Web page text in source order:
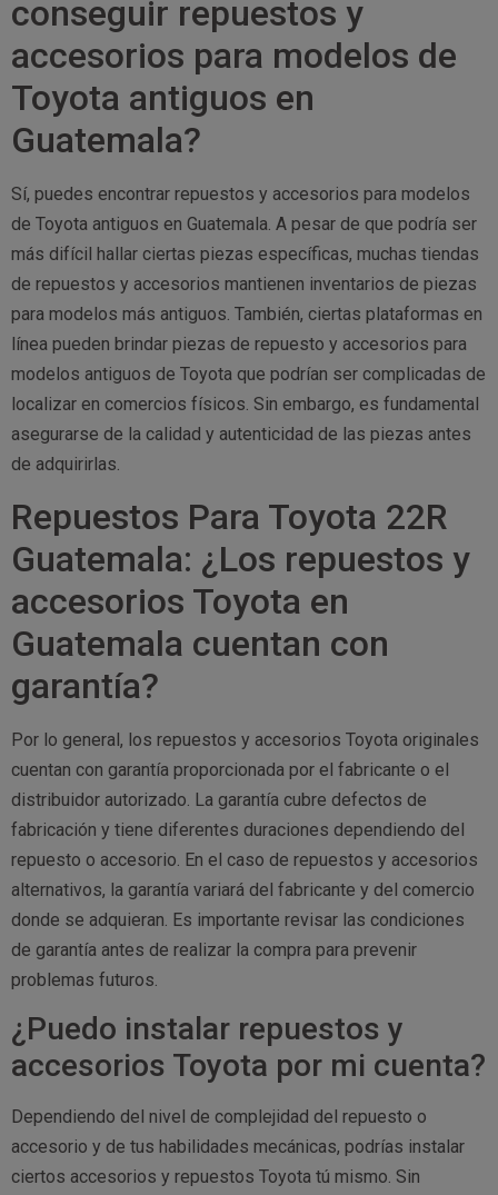
conseguir repuestos y
accesorios para modelos de
Toyota antiguos en
Guatemala?
Sí, puedes encontrar repuestos y accesorios para modelos
de Toyota antiguos en Guatemala. A pesar de que podría ser
más difícil hallar ciertas piezas específicas, muchas tiendas
de repuestos y accesorios mantienen inventarios de piezas
para modelos más antiguos. También, ciertas plataformas en
línea pueden brindar piezas de repuesto y accesorios para
modelos antiguos de Toyota que podrían ser complicadas de
localizar en comercios físicos. Sin embargo, es fundamental
asegurarse de la calidad y autenticidad de las piezas antes
de adquirirlas.
Repuestos Para Toyota 22R
Guatemala: ¿Los repuestos y
accesorios Toyota en
Guatemala cuentan con
garantía?
Por lo general, los repuestos y accesorios Toyota originales
cuentan con garantía proporcionada por el fabricante o el
distribuidor autorizado. La garantía cubre defectos de
fabricación y tiene diferentes duraciones dependiendo del
repuesto o accesorio. En el caso de repuestos y accesorios
alternativos, la garantía variará del fabricante y del comercio
donde se adquieran. Es importante revisar las condiciones
de garantía antes de realizar la compra para prevenir
problemas futuros.
¿Puedo instalar repuestos y
accesorios Toyota por mi cuenta?
Dependiendo del nivel de complejidad del repuesto o
accesorio y de tus habilidades mecánicas, podrías instalar
ciertos accesorios y repuestos Toyota tú mismo. Sin